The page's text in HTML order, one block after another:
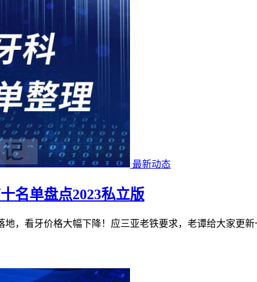
最新动态
名单盘点2023私立版
地，看牙价格大幅下降！应三亚老铁要求，老谭给大家更